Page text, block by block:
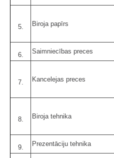
5. Biroja papīrs
6. Saimniecības preces
7. Kancelejas preces
8. Biroja tehnika
9. Prezentāciju tehnika